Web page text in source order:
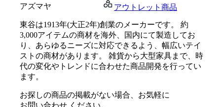
アウトレット商品
アズマヤ
東谷は1913年(大正2年)創業のメーカーです。 約
3,000アイテムの商材を海外、国内にて製造してお
り、あらゆるニーズに対応できるよう、幅広いテイ
ストの商材があります。 雑貨から大型家具まで、時
代の変化やトレンドに合わせた商品開発を行ってい
ます。
お探しの商品の掲載がない場合、お気軽に
お問い合わせ ください。